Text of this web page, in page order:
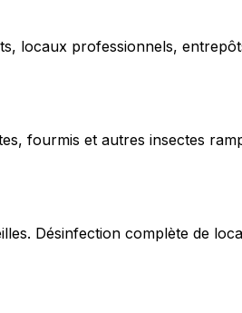
locaux professionnels,
fourmis et autres insectes
Désinfection complète de